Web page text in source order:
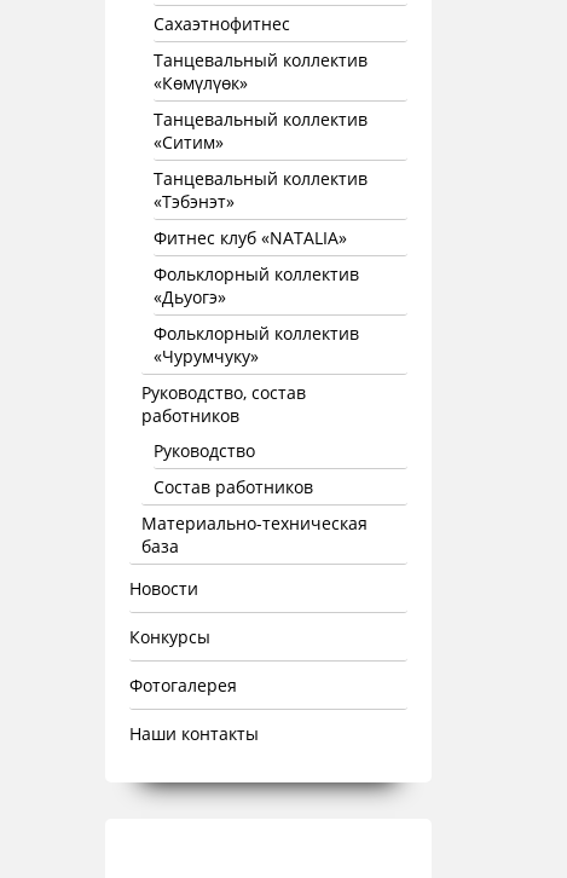
Сахаэтнофитнес
Танцевальный коллектив
«Көмүлүөк»
Танцевальный коллектив
«Ситим»
Танцевальный коллектив
«Тэбэнэт»
Фитнес клуб «NATALIA»
Фольклорный коллектив
«Дьуогэ»
Фольклорный коллектив
«Чурумчуку»
Руководство, состав
работников
Руководство
Состав работников
Материально-техническая
база
Новости
Конкурсы
Фотогалерея
Наши контакты